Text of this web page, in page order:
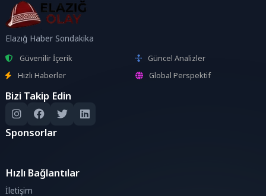
Elazığ Haber Sondakika
Güvenilir İçerik
Güncel Analizler
Hızlı Haberler
Global Perspektif
Bizi Takip Edin
Sponsorlar
Hızlı Bağlantılar
İletişim